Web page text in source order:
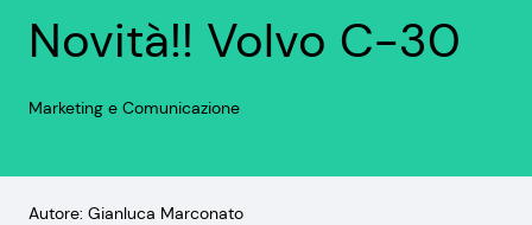
Novità!! Volvo C-30
Marketing e Comunicazione
Autore: Gianluca Marconato